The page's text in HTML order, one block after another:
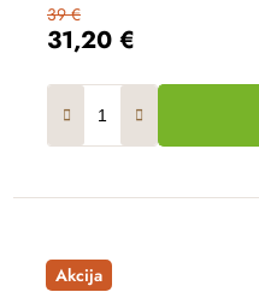
31,20 €
39 €
Akcija